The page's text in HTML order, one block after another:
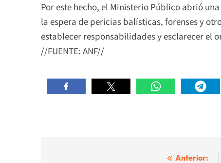
Por este hecho, el Ministerio Público abrió
la espera de pericias balísticas, forenses y
establecer responsabilidades y esclarecer el
//FUENTE: ANF//
Anterior: